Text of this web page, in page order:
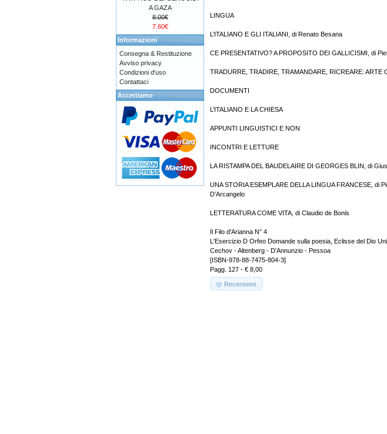
LINGUA
L’ITALIANO E GLI ITALIANI, di Renato Besana
CE PRESENTATIVO? A PROPOSITO DEI GALLICISMI, di
TRADURRE, TRADIRE, TRAMANDARE, RICREARE: ARTE
DOCUMENTI
L’ITALIANO E LA CHIESA
APPUNTI LINGUISTICI E NON
INCONTRI E LETTURE
LA RISTAMPA DEL BAUDELAIRE DI GEORGES BLIN, di
UNA STORIA ESEMPLARE DELLA LINGUA FRANCESE, di
D’Arcangelo
LETTERATURA COME VITA, di Claudio de Bonis
Il Filo d'Arianna N° 4
L'Esercizio D Orfeo Domande sulla poesia, Eclisse del Dio
Cechov - Altenberg - D'Annunzio - Pessoa
[ISBN-978-88-7475-804-3]
Pagg. 127 - € 8,00
Recensioni
A GAZA
8.00€
7.60€
Informazioni
Consegna & Restituzione
Avviso privacy
Condizioni d'uso
Contattaci
Accettiamo